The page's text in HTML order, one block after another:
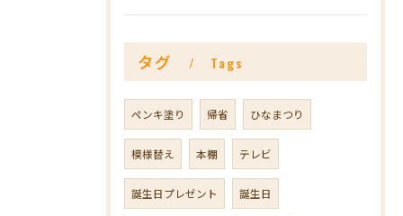
タグ Tags
ペンキ塗り 帰省 ひなまつり
模様替え 本棚 テレビ
誕生日プレゼント 誕生日